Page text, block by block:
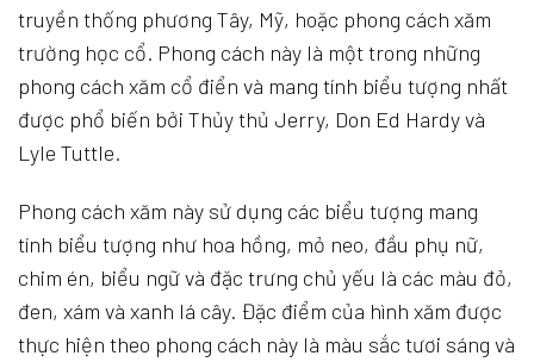
truyền thống phương Tây, Mỹ, hoặc phong cách xăm
trường học cổ. Phong cách này là một trong những
phong cách xăm cổ điển và mang tính biểu tượng nhất
được phổ biến bởi Thủy thủ Jerry, Don Ed Hardy và
Lyle Tuttle.
Phong cách xăm này sử dụng các biểu tượng mang
tính biểu tượng như hoa hồng, mỏ neo, đầu phụ nữ,
chim én, biểu ngữ và đặc trưng chủ yếu là các màu đỏ,
đen, xám và xanh lá cây. Đặc điểm của hình xăm được
thực hiện theo phong cách này là màu sắc tươi sáng và